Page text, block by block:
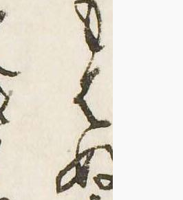
Draw
a
rectangle